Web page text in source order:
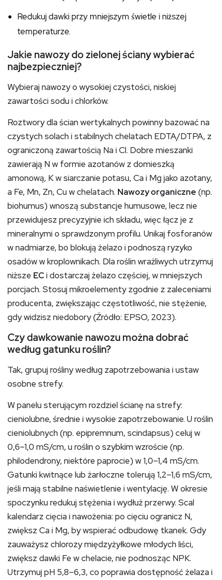
Redukuj dawki przy mniejszym świetle i niższej
temperaturze.
Jakie nawozy do zielonej ściany wybierać
najbezpieczniej?
Wybieraj nawozy o wysokiej czystości, niskiej
zawartości sodu i chlorków.
Roztwory dla ścian wertykalnych powinny bazować na
czystych solach i stabilnych chelatach EDTA/DTPA, z
ograniczoną zawartością Na i Cl. Dobre mieszanki
zawierają N w formie azotanów z domieszką
amonową, K w siarczanie potasu, Ca i Mg jako azotany,
a Fe, Mn, Zn, Cu w chelatach. Nawozy organiczne (np.
biohumus) wnoszą substancje humusowe, lecz nie
przewidujesz precyzyjnie ich składu, więc łącz je z
mineralnymi o sprawdzonym profilu. Unikaj fosforanów
w nadmiarze, bo blokują żelazo i podnoszą ryzyko
osadów w kroplownikach. Dla roślin wrażliwych utrzymuj
niższe ECi dostarczaj żelazo częściej, w mniejszych
porcjach. Stosuj mikroelementy zgodnie z zaleceniami
producenta, zwiększając częstotliwość, nie stężenie,
gdy widzisz niedobory (Źródło: EPSO, 2023).
Czy dawkowanie nawozu można dobrać
według gatunku roślin?
Tak, grupuj rośliny według zapotrzebowania i ustaw
osobne strefy.
W panelu sterującym rozdziel ścianę na strefy:
cieniolubne, średnie i wysokie zapotrzebowanie. U roślin
cieniolubnych (np. epipremnum, scindapsus) celuj w
0,6–1,0 mS/cm, u roślin o szybkim wzroście (np.
philodendrony, niektóre paprocie) w 1,0–1,4 mS/cm.
Gatunki kwitnące lub żarłoczne tolerują 1,2–1,6 mS/cm,
jeśli mają stabilne naświetlenie i wentylację. W okresie
spoczynku redukuj stężenia i wydłuż przerwy. Scal
kalendarz cięcia i nawożenia: po cięciu ogranicz N,
zwiększ Ca i Mg, by wspierać odbudowę tkanek. Gdy
zauważysz chlorozy międzyżyłkowe młodych liści,
zwiększ dawki Fe w chelacie, nie podnosząc NPK.
Utrzymuj pH 5,8–6,3, co poprawia dostępność żelaza i